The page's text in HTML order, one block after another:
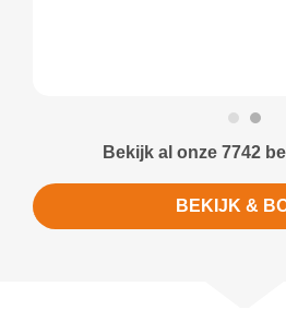
Bekijk al onze 7742
BEKIJK &